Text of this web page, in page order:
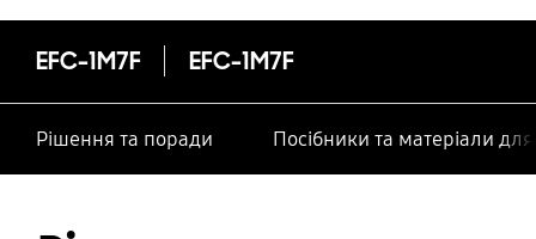
EFC-1M7F EFC-1M7F
Рішення та поради Посібники та матеріали